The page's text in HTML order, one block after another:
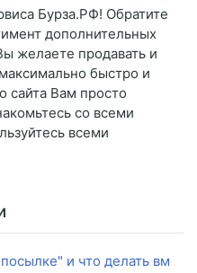
Бурза.РФ! Обратите
дополнительных
желаете продавать и
быстро и
сайта Вам просто
со всеми
всеми